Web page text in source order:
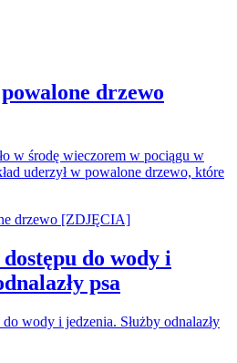
drzewo
w środę wieczorem w pociągu w
uderzył w powalone drzewo, które
do wody i
psa